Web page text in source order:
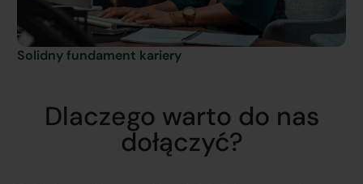
Solidny fundament kariery
Dlaczego warto do nas
dołączyć?